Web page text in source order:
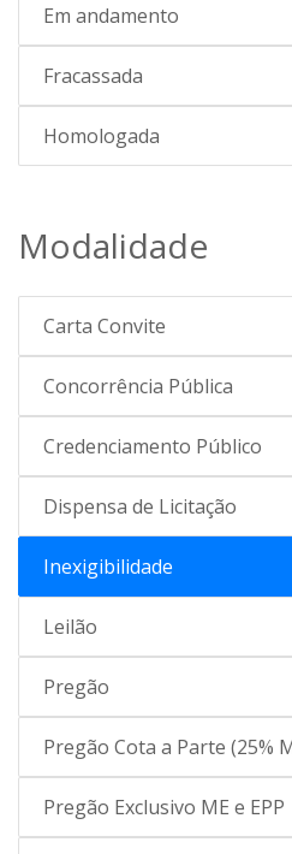
Em andamento
Fracassada
Homologada
Modalidade
Carta Convite
Concorrência Pública
Credenciamento Público
Dispensa de Licitação
Inexigibilidade
Leilão
Pregão
Pregão Cota a Parte (25%
Pregão Exclusivo ME e EPP